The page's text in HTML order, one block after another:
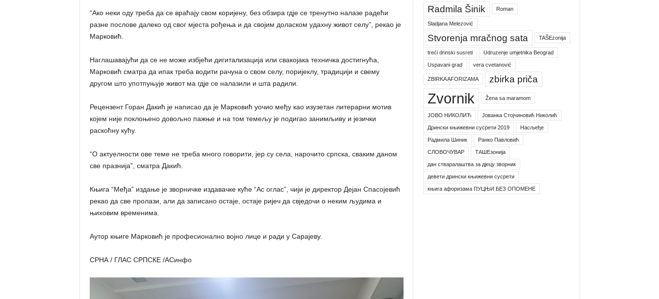
“Ако неки оду треба да се враћају свом коријену, без обзира гдје се тренутно налазе радећи
разне послове далеко од свог мјеста рођења и да својим доласком удахну живот селу”, рекао је
Марковић.
Наглашавајући да се не може избјећи дигитализација или свакојака техничка достигнућа,
Марковић сматра да ипак треба водити рачуна о свом селу, поријеклу, традицији и свему
другом што употпуњује живот ма гдје се налазили и шта радили.
Рецензент Горан Дакић је написао да је Марковић уочио међу као изузетан литерарни мотив
којем није поклоњено довољно пажње и на том темељу је подигао занимљиву и језички
раскоћну кућу.
“О актуелности ове теме не треба много говорити, јер су села, нарочито српска, сваким даном
све празнија”, сматра Дакић.
Књига “Међа” издање је зворничке издавачке куће “Ас оглас”, чији је директор Дејан Спасојевић
рекао да све пролази, али да записано остаје, остаје ријеч да свједочи о неким људима и
њиховим временима.
Аутор књиге Марковић је професионално војно лице и ради у Сарајеву.
СРНА / ГЛАС СРПСКЕ /АСинфо
Radmila Šinik Roman
Sladjana Melezović
Stvorenja mračnog sata TAŠEzonija
treći drinski susreti Udruzenje umjetnika Beograd
Uspavani grad vera cvetanović
ZBIRKA AFORIZAMA zbirka priča
Zvornik Žena sa maramom
ЈОВО НИКОЛИЋ Јованка Стојчиновић Николић
Дрински књижевни сусрети 2019 Насљеђе
Радмила Шиник Ранко Павловић
СЛОВОЧУВАР ТАШЕзонија
дан стваралаштва за дјецу зворник
девети дрински књижевни сусрети
књига афоризама ПУЦЊИ БЕЗ ОПОМЕНЕ